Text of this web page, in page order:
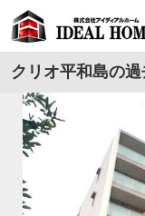
クリオ平和島の